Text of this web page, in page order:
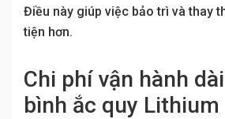
Điều này giúp việc bảo trì và thay
tiện hơn.
Chi phí vận hành
bình ắc quy Lithium